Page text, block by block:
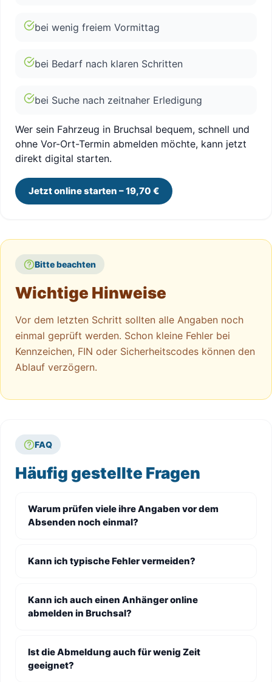
bei wenig freiem Vormittag
bei Bedarf nach klaren Schritten
bei Suche nach zeitnaher Erledigung
Wer sein Fahrzeug in Bruchsal bequem, schnell und
ohne Vor-Ort-Termin abmelden möchte, kann jetzt
direkt digital starten.
Jetzt online starten – 19,70 €
Bitte beachten
Wichtige Hinweise
Vor dem letzten Schritt sollten alle Angaben noch
einmal geprüft werden. Schon kleine Fehler bei
Kennzeichen, FIN oder Sicherheitscodes können den
Ablauf verzögern.
FAQ
Häufig gestellte Fragen
Warum prüfen viele ihre Angaben vor dem
Absenden noch einmal?
Kann ich typische Fehler vermeiden?
Kann ich auch einen Anhänger online
abmelden in Bruchsal?
Ist die Abmeldung auch für wenig Zeit
geeignet?